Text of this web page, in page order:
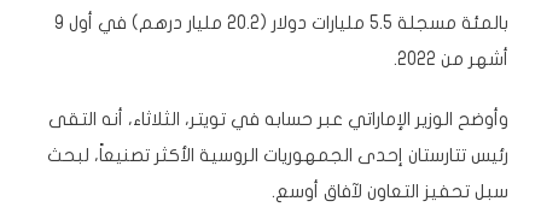
بالمئة مسجلة 5.5 مليارات دولار (20.2 مليار درهم) في أول 9
أشهر من 2022.
وأوضح الوزير الإماراتي عبر حسابه في تويتر، الثلاثاء، أنه التقى
رئيس تتارستان إحدى الجمهوريات الروسية الأكثر تصنيعاً، لبحث
سبل تحفيز التعاون لآفاق أوسع.